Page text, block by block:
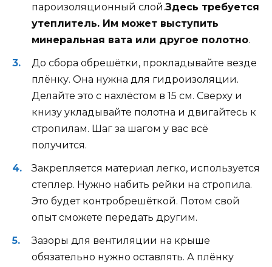
пароизоляционный слой.Здесь требуется
утеплитель. Им может выступить
минеральная вата или другое полотно.
До сбора обрешётки, прокладывайте везде
плёнку. Она нужна для гидроизоляции.
Делайте это с нахлёстом в 15 см. Сверху и
книзу укладывайте полотна и двигайтесь к
стропилам. Шаг за шагом у вас всё
получится.
Закрепляется материал легко, используется
степлер. Нужно набить рейки на стропила.
Это будет контробрешёткой. Потом свой
опыт сможете передать другим.
Зазоры для вентиляции на крыше
обязательно нужно оставлять. А плёнку